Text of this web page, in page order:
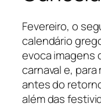
Fevereiro, o
calendário
evoca imagens
carnaval e,
antes do
além das